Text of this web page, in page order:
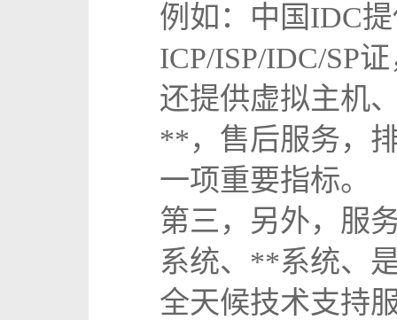
例如：中国IDC
ICP/ISP/IDC/SP
还提供虚拟主机
**，售后服务，
一项重要指标。
第三，另外，服
系统、**系统、
全天候技术支持